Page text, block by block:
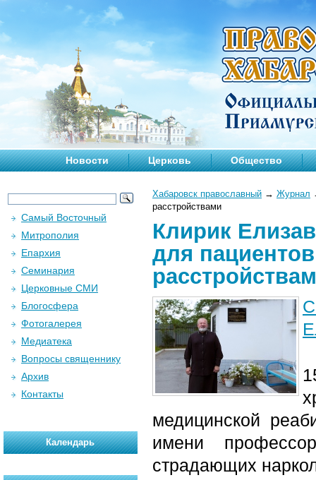
Новости Церковь Общество
Хабаровск православный → Журнал
расстройствами
Клирик
для
медицинской
имени
страдающих
Самый Восточный
Митрополия
Епархия
Семинария
Церковные СМИ
Блогосфера
Фотогалерея
Медиатека
Вопросы священнику
Архив
Контакты
Календарь